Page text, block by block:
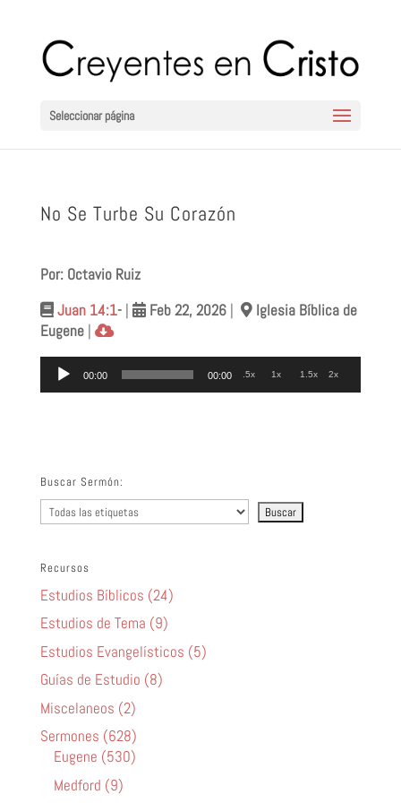
Seleccionar página
No Se Turbe Su Corazón
Por: Octavio Ruiz
Juan 14:1- | Feb 22, 2026 |
Iglesia Bíblica de
Eugene |
Reproductor
00:00 00:00 .5x 1x 1.5x 2x
Buscar Sermón:
Recursos
Estudios Bíblicos (24)
Estudios de Tema (9)
Estudios Evangelísticos (5)
Guías de Estudio (8)
Miscelaneos (2)
Sermones (628)
Eugene (530)
Medford (9)